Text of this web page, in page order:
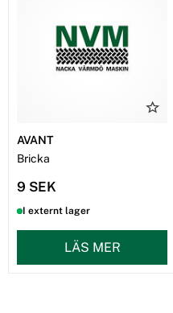
AVANT
Bricka
9 SEK
I externt lager
LÄS MER